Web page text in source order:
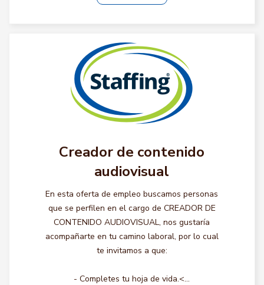
Creador de contenido
audiovisual
En esta oferta de empleo buscamos personas
que se perfilen en el cargo de CREADOR DE
CONTENIDO AUDIOVISUAL, nos gustaría
acompañarte en tu camino laboral, por lo cual
te invitamos a que:
- Completes tu hoja de vida.<...